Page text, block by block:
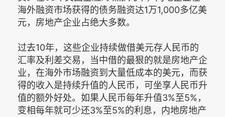
海外融资市场获得的债务融资达1万1,000多亿美
元，房地产企业占绝大多数。
过去10年，这些企业持续做借美元存人民币的
汇率及利差交易，当中借的最狠的就是房地产企
业，在海外市场融资到大量低成本的美元，而获
得的收入是持续升值的人民币，可坐享人民币升
值的额外好处。如果人民币每年升值3%至5%，
变相每年就可少还3%至5%的利息，内地房地产